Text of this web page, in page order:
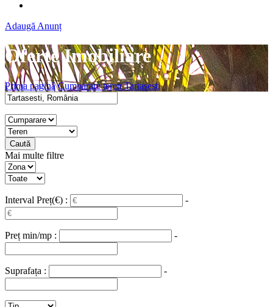
Adaugă Anunț
Oferte Imobiliare
Prima pagină Cumparare teren Tartasesti
Caută
Mai multe filtre
Interval Preț(€) : -
Preț min/mp : -
Suprafața : -